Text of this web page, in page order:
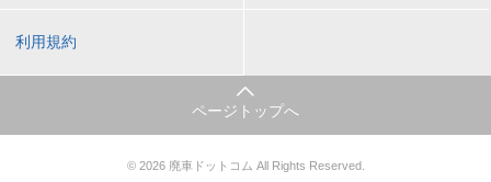
利用規約
ページトップへ
© 2026 廃車ドットコム All Rights Reserved.